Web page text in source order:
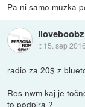
Pa ni samo muzka
iloveboobz
:: 15. sep
radio za 20$ z
Res nwm kaj je
to podpira ?